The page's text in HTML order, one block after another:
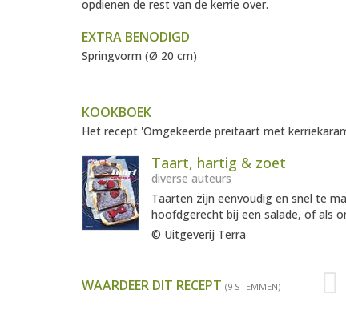
opdienen de rest van de kerrie over.
EXTRA BENODIGD
Springvorm (Ø 20 cm)
KOOKBOEK
Het recept 'Omgekeerde preitaart met
Taart, hartig & zoet
diverse auteurs
Taarten zijn eenvoudig en snel te
hoofdgerecht bij een salade, of als
© Uitgeverij Terra
WAARDEER DIT RECEPT (9 STEMMEN)